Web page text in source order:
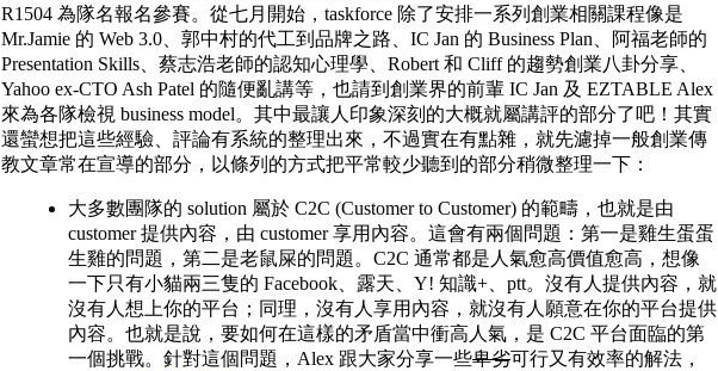
R1504 為隊名報名參賽。從七月開始，taskforce 除了安排一系列創業相關課程像是
Mr.Jamie 的 Web 3.0、郭中村的代工到品牌之路、IC Jan 的 Business Plan、阿福老師的
Presentation Skills、蔡志浩老師的認知心理學、Robert 和 Cliff 的趨勢創業八卦分享、
Yahoo ex-CTO Ash Patel 的隨便亂講等，也請到創業界的前輩 IC Jan 及 EZTABLE Alex
來為各隊檢視 business model。其中最讓人印象深刻的大概就屬講評的部分了吧！其實
還蠻想把這些經驗、評論有系統的整理出來，不過實在有點雜，就先濾掉一般創業傳
教文章常在宣導的部分，以條列的方式把平常較少聽到的部分稍微整理一下：
大多數團隊的 solution 屬於 C2C (Customer to Customer) 的範疇，也就是由
customer 提供內容，由 customer 享用內容。這會有兩個問題：第一是雞生蛋蛋
生雞的問題，第二是老鼠屎的問題。C2C 通常都是人氣愈高價值愈高，想像
一下只有小貓兩三隻的 Facebook、露天、Y! 知識+、ptt。沒有人提供內容，就
沒有人想上你的平台；同理，沒有人享用內容，就沒有人願意在你的平台提供
內容。也就是說，要如何在這樣的矛盾當中衝高人氣，是 C2C 平台面臨的第
一個挑戰。針對這個問題，Alex 跟大家分享一些卑劣可行又有效率的解法，